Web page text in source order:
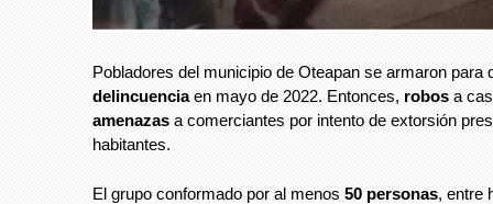
Pobladores del municipio de Oteapan se armaron para
delincuenciaen mayo de 2022. Entonces, robos a
amenazas a comerciantes por intento de extorsión
habitantes.
El grupo conformado por al menos 50 personas, entre